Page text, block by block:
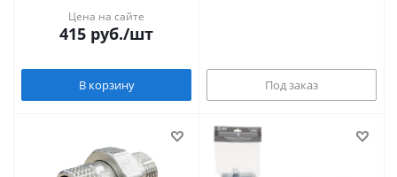
Цена на сайте
415 руб./шт
В корзину Под заказ